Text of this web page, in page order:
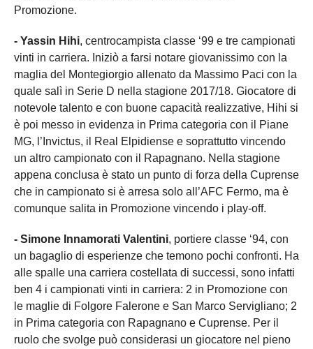
Promozione.
- Yassin Hihi, centrocampista classe ‘99 e tre campionati
vinti in carriera. Iniziò a farsi notare giovanissimo con la
maglia del Montegiorgio allenato da Massimo Paci con la
quale salì in Serie D nella stagione 2017/18. Giocatore di
notevole talento e con buone capacità realizzative, Hihi si
è poi messo in evidenza in Prima categoria con il Piane
MG, l’Invictus, il Real Elpidiense e soprattutto vincendo
un altro campionato con il Rapagnano. Nella stagione
appena conclusa è stato un punto di forza della Cuprense
che in campionato si è arresa solo all’AFC Fermo, ma è
comunque salita in Promozione vincendo i play-off.
- Simone Innamorati Valentini, portiere classe ‘94, con
un bagaglio di esperienze che temono pochi confronti. Ha
alle spalle una carriera costellata di successi, sono infatti
ben 4 i campionati vinti in carriera: 2 in Promozione con
le maglie di Folgore Falerone e San Marco Servigliano; 2
in Prima categoria con Rapagnano e Cuprense. Per il
ruolo che svolge può considerasi un giocatore nel pieno